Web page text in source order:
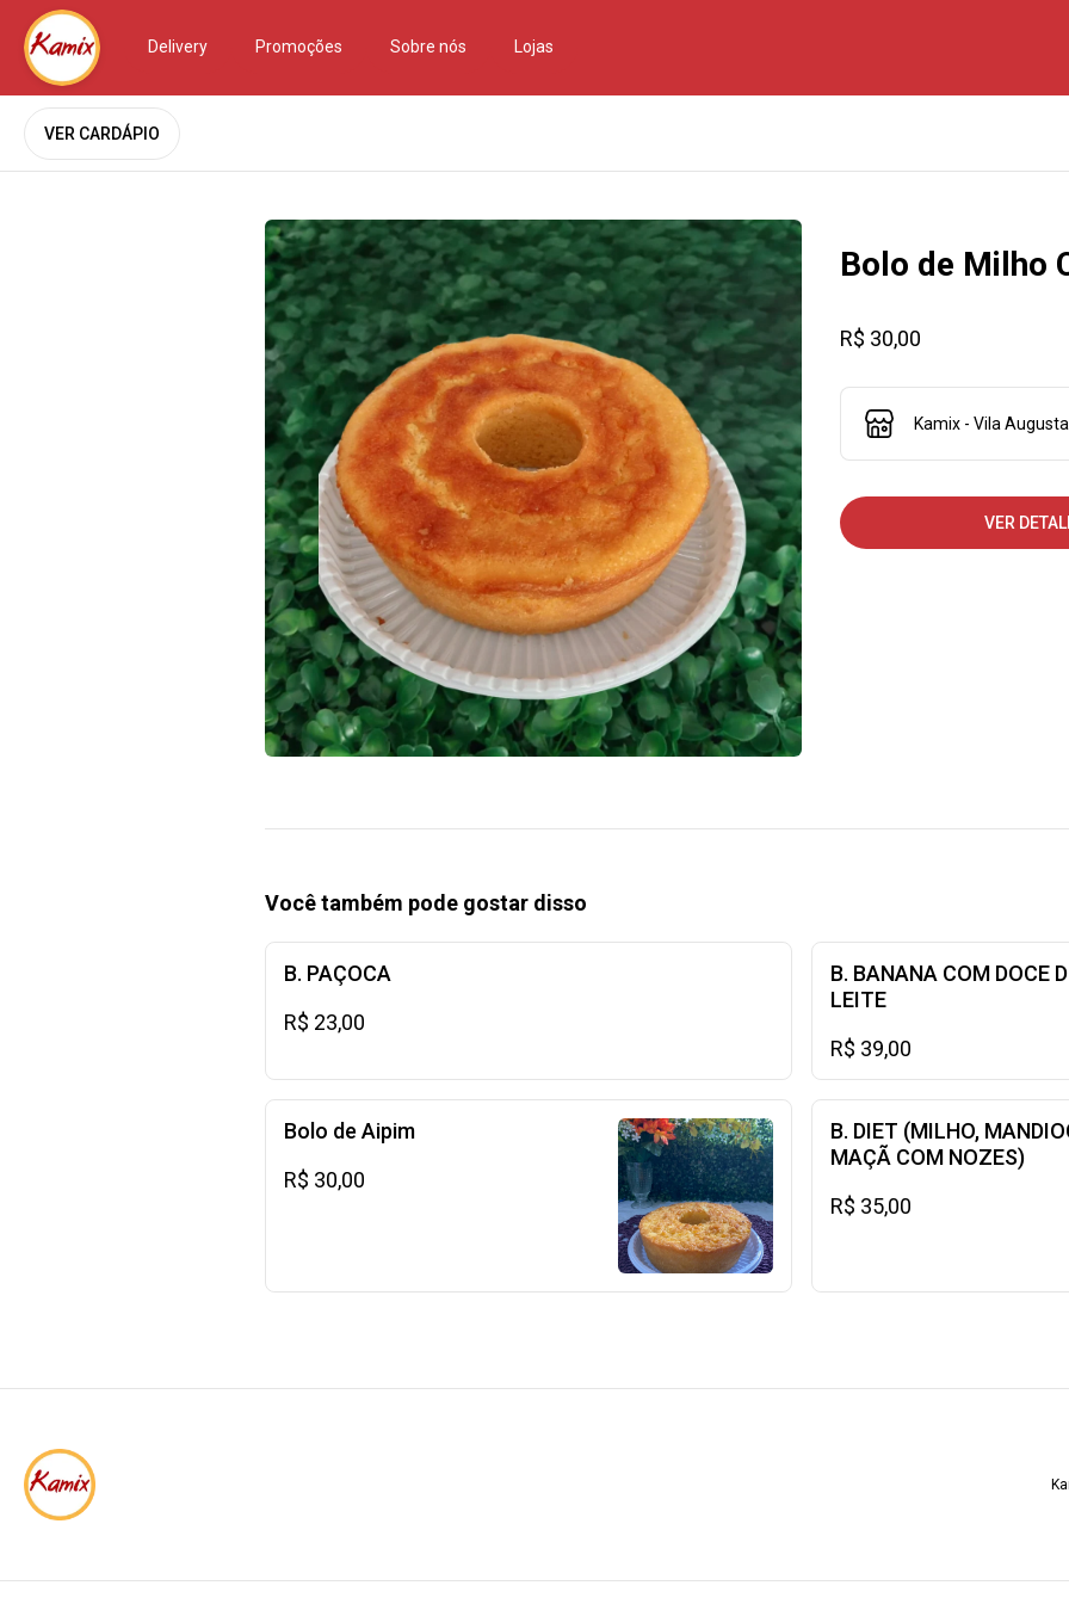
Delivery Promoções Sobre nós Lojas
VER CARDÁPIO
Bolo de Milho
R$ 30,00
Kamix - Vila
VER
Você também pode gostar disso
B. PAÇOCA
R$ 23,00
B. BANANA COM DOCE
LEITE
R$ 39,00
Bolo de Aipim
R$ 30,00
B. DIET (MILHO,
MAÇÃ COM NOZES)
R$ 35,00